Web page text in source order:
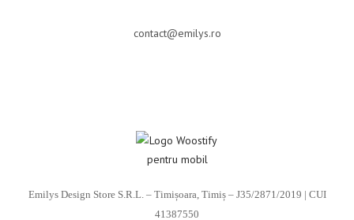
contact@emilys.ro
Emilys Design Store S.R.L. – Timișoara, Timiș – J35/2871/2019 | CUI
41387550